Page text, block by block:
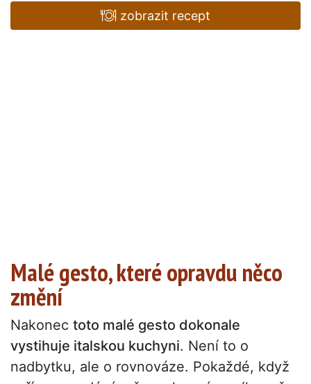
zobrazit recept
Malé gesto, které opravdu něco
změní
Nakonec toto malé gesto dokonale
vystihuje italskou kuchyni. Není to o
nadbytku, ale o rovnováze. Pokaždé, když